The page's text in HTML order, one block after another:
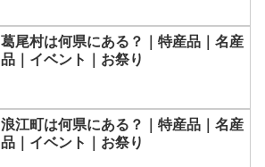
葛尾村は何県にある？｜特産品｜名産
品｜イベント｜お祭り
浪江町は何県にある？｜特産品｜名産
品｜イベント｜お祭り